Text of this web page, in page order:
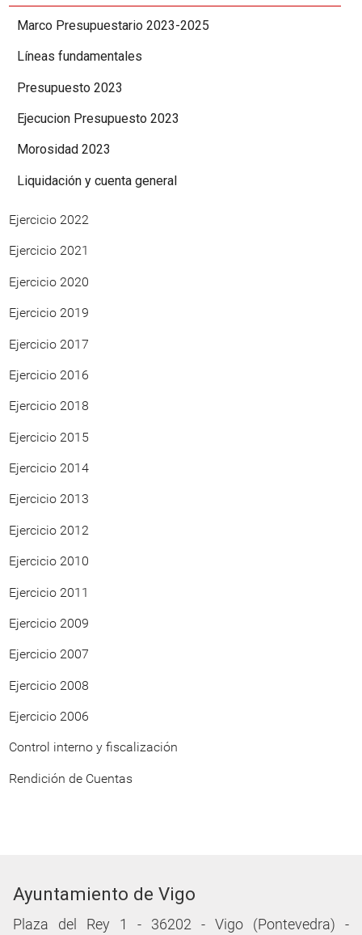
Marco Presupuestario 2023-2025
Líneas fundamentales
Presupuesto 2023
Ejecucion Presupuesto 2023
Morosidad 2023
Liquidación y cuenta general
Ejercicio 2022
Ejercicio 2021
Ejercicio 2020
Ejercicio 2019
Ejercicio 2017
Ejercicio 2016
Ejercicio 2018
Ejercicio 2015
Ejercicio 2014
Ejercicio 2013
Ejercicio 2012
Ejercicio 2010
Ejercicio 2011
Ejercicio 2009
Ejercicio 2007
Ejercicio 2008
Ejercicio 2006
Control interno y fiscalización
Rendición de Cuentas
Ayuntamiento de Vigo
Plaza del Rey 1 - 36202 - Vigo (Pontevedra) -